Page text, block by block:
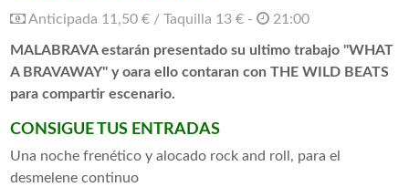
Anticipada 11,50 € / Taquilla 13 € - 21:00
MALABRAVA estarán presentado su ultimo trabajo "WHAT
A BRAVAWAY" y oara ello contaran con THE WILD BEATS
para compartir escenario.
CONSIGUE TUS ENTRADAS
Una noche frenético y alocado rock and roll, para el
desmelene continuo